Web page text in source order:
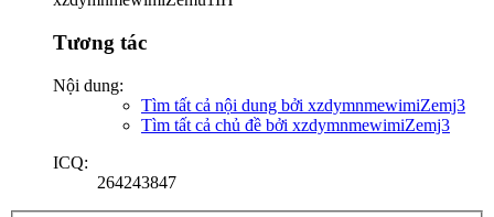
Tương tác
Nội dung:
Tìm tất cả nội dung bởi xzdymnmewimiZemj3
Tìm tất cả chủ đề bởi xzdymnmewimiZemj3
ICQ:
264243847